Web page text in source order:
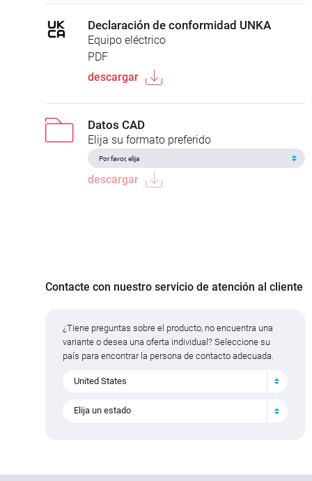
Declaración de conformidad UNKA
Equipo eléctrico
PDF
descargar
Datos CAD
Elija su formato preferido
descargar
Contacte con nuestro servicio de atención al cliente
¿Tiene preguntas sobre el producto, no encuentra una
variante o desea una oferta individual? Seleccione su
país para encontrar la persona de contacto adecuada.
United States
Elija un estado